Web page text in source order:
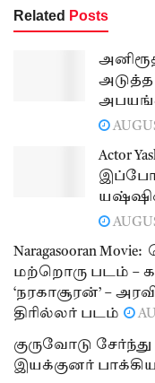
Related Posts
Actor
Naragasooran
மற்றொரு படம் –
‘நரகாசூரன்’ –
திரில்லர் படம்
குருவோடு
இயக்குனர்